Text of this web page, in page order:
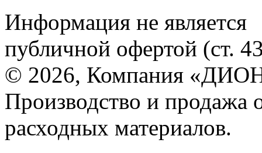
Информация не является
публичной офертой (ст.
© 2026, Компания
Производство и продажа
расходных материалов.